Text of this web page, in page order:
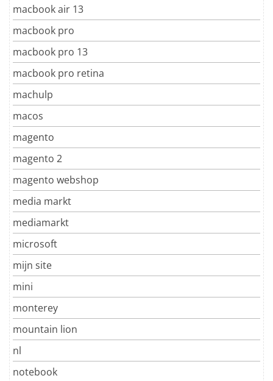
macbook air 13
macbook pro
macbook pro 13
macbook pro retina
machulp
macos
magento
magento 2
magento webshop
media markt
mediamarkt
microsoft
mijn site
mini
monterey
mountain lion
nl
notebook